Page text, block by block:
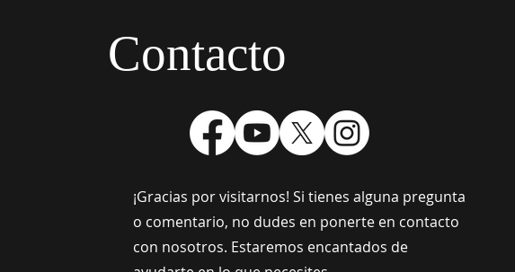
Contacto
¡Gracias por visitarnos! Si tienes alguna pregunta
o comentario, no dudes en ponerte en contacto
con nosotros. Estaremos encantados de